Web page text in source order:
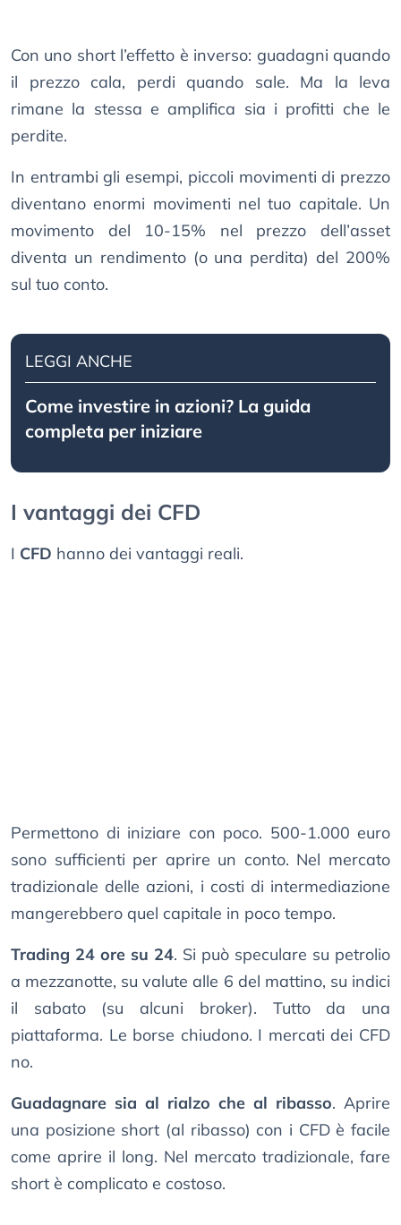
Con uno short l’effetto è inverso: guadagni quando
il prezzo cala, perdi quando sale. Ma la leva
rimane la stessa e amplifica sia i profitti che le
perdite.
In entrambi gli esempi, piccoli movimenti di prezzo
diventano enormi movimenti nel tuo capitale. Un
movimento del 10-15% nel prezzo dell’asset
diventa un rendimento (o una perdita) del 200%
sul tuo conto.
LEGGI ANCHE
Come investire in azioni? La guida
completa per iniziare
I vantaggi dei CFD
I CFD hanno dei vantaggi reali.
Permettono di iniziare con poco. 500-1.000 euro
sono sufficienti per aprire un conto. Nel mercato
tradizionale delle azioni, i costi di intermediazione
mangerebbero quel capitale in poco tempo.
Trading 24 ore su 24. Si può speculare su petrolio
a mezzanotte, su valute alle 6 del mattino, su indici
il sabato (su alcuni broker). Tutto da una
piattaforma. Le borse chiudono. I mercati dei CFD
no.
Guadagnare sia al rialzo che al ribasso. Aprire
una posizione short (al ribasso) con i CFD è facile
come aprire il long. Nel mercato tradizionale, fare
short è complicato e costoso.